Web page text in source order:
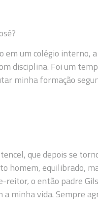
um colégio interno,
disciplina. Foi um
minha formação
que depois se
homem, equilibrado,
o então padre
minha vida. Sempre